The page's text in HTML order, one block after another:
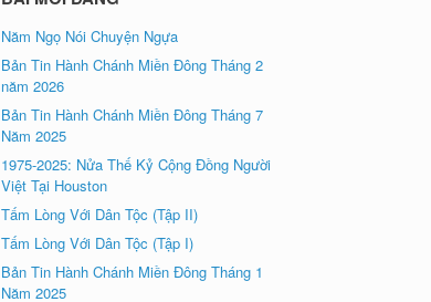
Năm Ngọ Nói Chuyện Ngựa
Bản Tin Hành Chánh Miền Đông Tháng 2
năm 2026
Bản Tin Hành Chánh Miền Đông Tháng 7
Năm 2025
1975-2025: Nửa Thế Kỷ Cộng Đồng Người
Việt Tại Houston
Tấm Lòng Với Dân Tộc (Tập II)
Tấm Lòng Với Dân Tộc (Tập I)
Bản Tin Hành Chánh Miền Đông Tháng 1
Năm 2025